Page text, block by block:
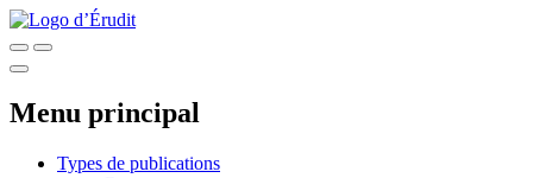
Menu principal
Types de publications